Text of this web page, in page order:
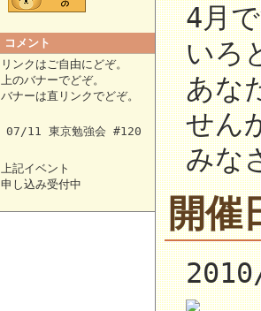
コメント
リンクはご自由にどぞ。
上のバナーでどぞ。
バナーは直リンクでどぞ。
07/11 東京勉強会 #120
上記イベント
申し込み受付中
4月
いろ
あな
せん
みな
開催